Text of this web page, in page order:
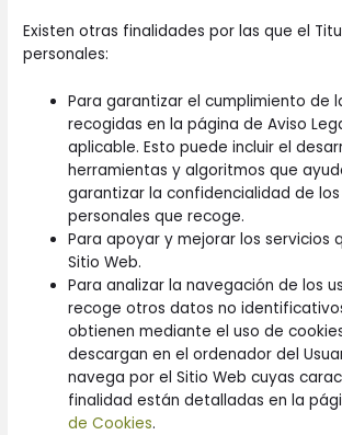
Existen otras finalidades por las que el
personales:
Para garantizar el cumplimiento de
recogidas en la página de Aviso
aplicable. Esto puede incluir el
herramientas y algoritmos que
garantizar la confidencialidad de
personales que recoge.
Para apoyar y mejorar los servicios
Sitio Web.
Para analizar la navegación de los
recoge otros datos no
obtienen mediante el uso de
descargan en el ordenador del
navega por el Sitio Web cuyas
finalidad están detalladas en la
de Cookies.